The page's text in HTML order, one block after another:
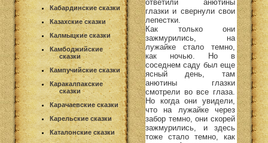
Кабардинские сказки
Казахские сказки
Калмыцкие сказки
Камбоджийские
сказки
Кампучийские сказки
Каракалпакские
сказки
Карачаевские сказки
Карельские сказки
Каталонские сказки
ответили анютины
глазки и свернули свои
лепестки.
Как только они
зажмурились, на
лужайке стало темно,
как ночью. Но в
соседнем саду был еще
ясный день, там
анютины глазки
смотрели во все глаза.
Но когда они увидели,
что на лужайке через
забор темно, они скорей
зажмурились, и здесь
тоже стало темно, как